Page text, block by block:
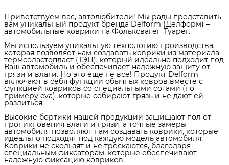
Приветствуем вас, автолюбители! Мы рады представить
вам уникальный продукт бренда Delform (Делформ) –
автомобильные коврики на Фольксваген Туарег.
Мы используем уникальную технологию производства,
которая позволяет нам создавать коврики из материала
термоэластопласт (ТЭП), который идеально подходит под
Ваш автомобиль и обеспечивает надежную защиту от
грязи и влаги. Но это еще не все! Продукт Delform
включают в себя функции обычных ковров вместе с
функцией ковриков со специальными сотами (по
примеру eva), которые собирают грязь и не дают ей
разлиться.
Высокие бортики нашей продукции защищают пол от
проникновения влаги и грязи, а точные замеры
автомобиля позволяют нам создавать коврики, которые
идеально подходят под каждую модель автомобиля.
Коврики не скользят и не трескаются, благодаря
специальным фиксаторам, которые обеспечивают
надежную фиксацию ковриков.